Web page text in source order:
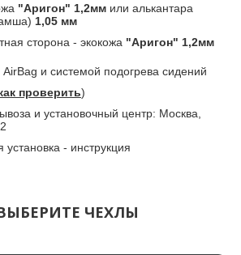
"Аригон" 1,2ммили алькантара
1,05 мм
сторона - экокожа "Аригон" 1,2мм
и системой подогрева сидений
проверить)
и установочный центр: Москва,
- инструкция
ЧЕХЛЫ